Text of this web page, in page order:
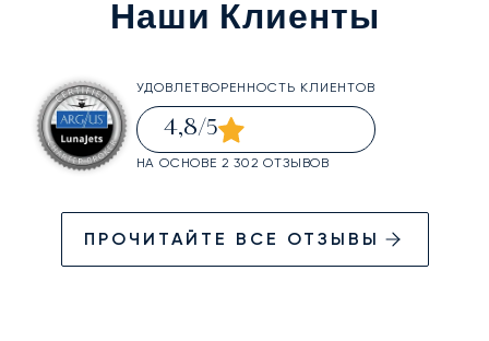
Наши Клиенты
УДОВЛЕТВОРЕННОСТЬ КЛИЕНТОВ
4,8/5
НА ОСНОВЕ 2 302 ОТЗЫВОВ
ПРОЧИТАЙТЕ ВСЕ ОТЗЫВЫ